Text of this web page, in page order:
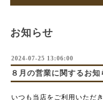
お知らせ
2024-07-25 13:06:00
８月の営業に関するお知
いつも当店をご利用いただ